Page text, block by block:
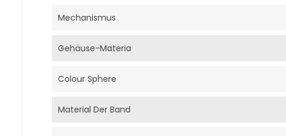
Mechanismus
Gehäuse-Materia
Colour Sphere
Material Der Band